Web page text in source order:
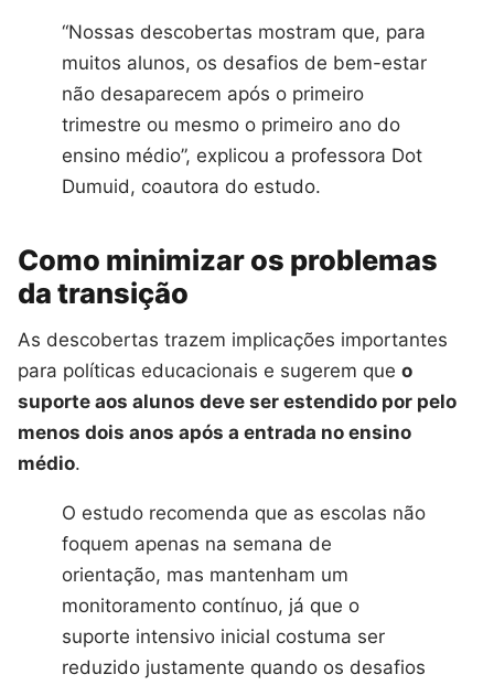
“Nossas descobertas mostram que, para
muitos alunos, os desafios de bem-estar
não desaparecem após o primeiro
trimestre ou mesmo o primeiro ano do
ensino médio”, explicou a professora Dot
Dumuid, coautora do estudo.
Como minimizar os problemas
da transição
As descobertas trazem implicações importantes
para políticas educacionais e sugerem que o
suporte aos alunos deve ser estendido por pelo
menos dois anos após a entrada no ensino
médio.
O estudo recomenda que as escolas não
foquem apenas na semana de
orientação, mas mantenham um
monitoramento contínuo, já que o
suporte intensivo inicial costuma ser
reduzido justamente quando os desafios